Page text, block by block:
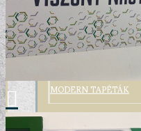
MODERN TAPÉTÁK